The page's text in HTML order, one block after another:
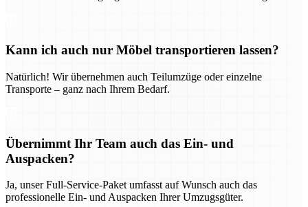
Kann ich auch nur Möbel transportieren lassen?
Natürlich! Wir übernehmen auch Teilumzüge oder einzelne
Transporte – ganz nach Ihrem Bedarf.
Übernimmt Ihr Team auch das Ein- und
Auspacken?
Ja, unser Full-Service-Paket umfasst auf Wunsch auch das
professionelle Ein- und Auspacken Ihrer Umzugsgüter.